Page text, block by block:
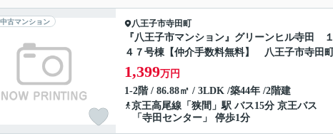
中古マンション 八王子市寺田町
『八王子市マンション』グリーンヒル寺田 １
４７号棟【仲介手数料無料】 八王子市寺田町
1,399万円
1-2階 / 86.88㎡ / 3LDK /築44年 /2階建
京王高尾線 「 狭間 」駅 バス15分 京王バス
「寺田センター」 停歩1分